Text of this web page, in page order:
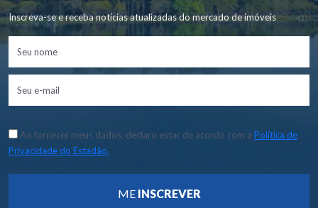
Inscreva-se e receba notícias atualizadas do mercado de imóveis
Ao fornecer meus dados, declaro estar de acordo com a Política de
Privacidade do Estadão.
ME INSCREVER